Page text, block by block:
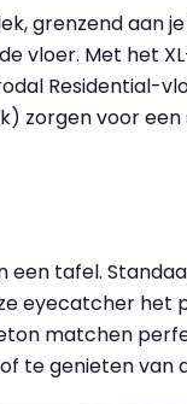
grenzend aan
vloer. Met het
Residential-
zorgen voor
een tafel.
eyecatcher het
matchen
te genieten van